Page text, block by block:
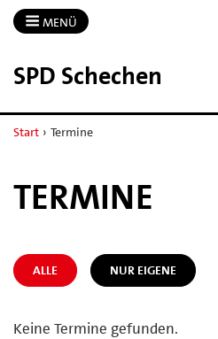
MENÜ
SPD Schechen
Start › Termine
TERMINE
ALLE NUR EIGENE
Keine Termine gefunden.